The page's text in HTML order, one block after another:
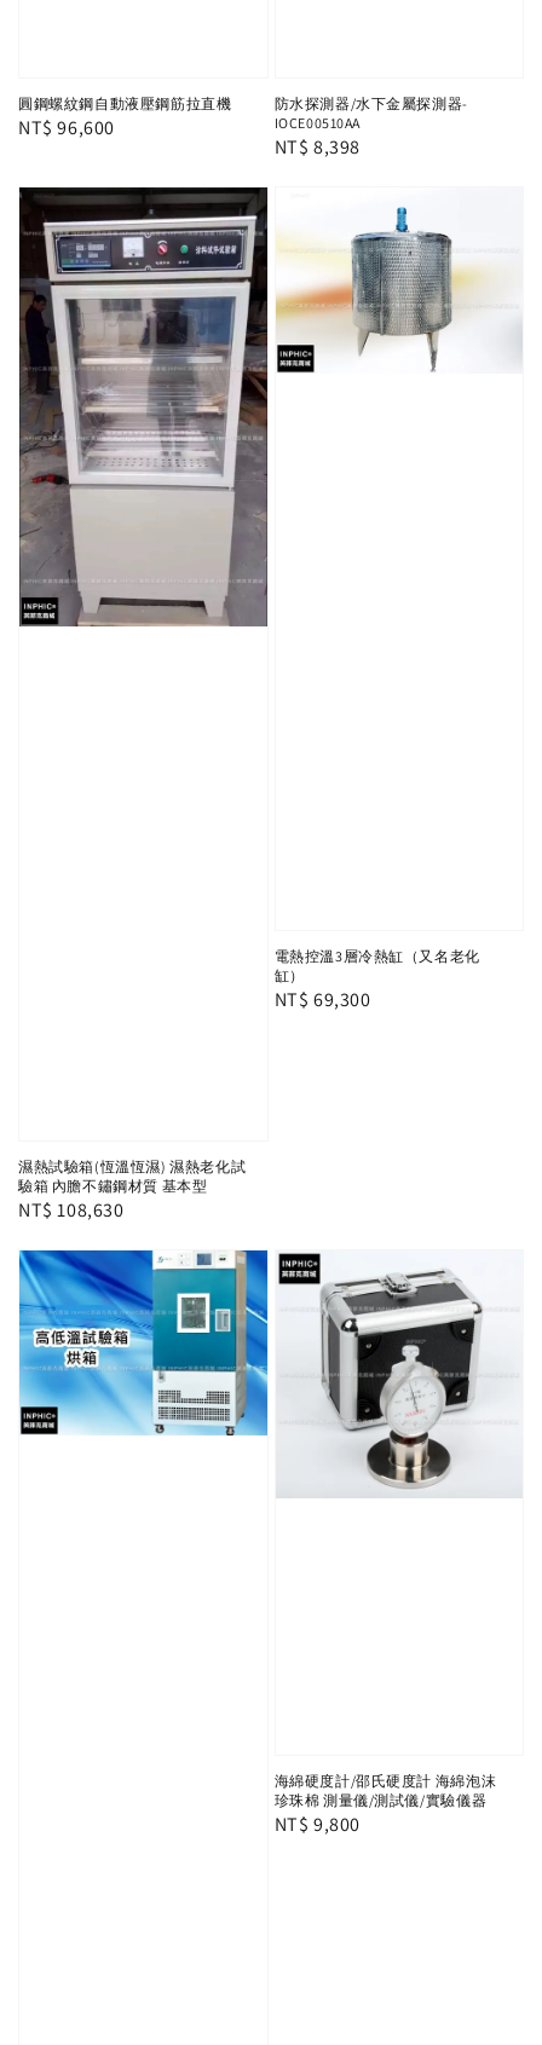
圓鋼螺紋鋼自動液壓鋼筋拉直機
Regular
NT$ 96,600
防水探測器/水下金屬探測器-
IOCE00510AA
Regular
NT$ 8,398
濕熱試驗箱(恆溫恆濕) 濕熱老化試
驗箱 內膽不鏽鋼材質 基本型
Regular
NT$ 108,630
電熱控溫3層冷熱缸（又名老化
缸）
Regular
NT$ 69,300
海綿硬度計/邵氏硬度計 海綿泡沫
珍珠棉 測量儀/測試儀/實驗儀器
Regular
NT$ 9,800